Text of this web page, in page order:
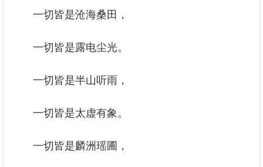
一切皆是沧海桑田，
一切皆是露电尘光。
一切皆是半山听雨，
一切皆是太虚有象。
一切皆是麟洲瑶圃，